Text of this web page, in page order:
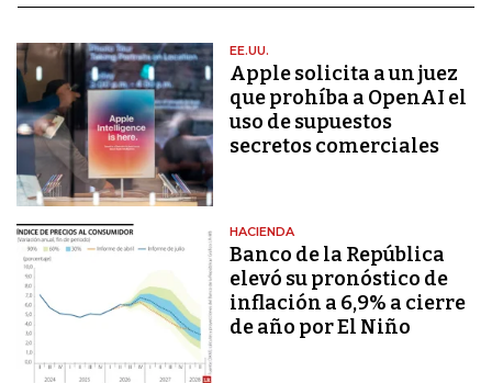
EE.UU.
Apple solicita a un juez
que prohíba a OpenAI el
uso de supuestos
secretos comerciales
HACIENDA
Banco de la República
elevó su pronóstico de
inflación a 6,9% a cierre
de año por El Niño